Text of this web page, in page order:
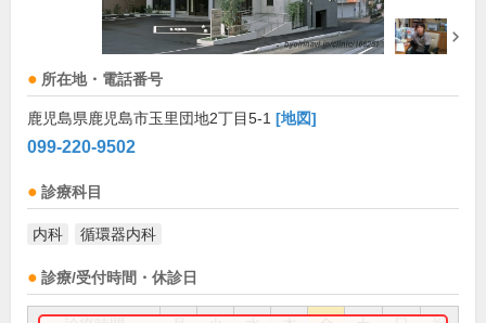
所在地・電話番号
鹿児島県鹿児島市玉里団地2丁目5-1 [地図]
099-220-9502
診療科目
内科 循環器内科
診療/受付時間・休診日